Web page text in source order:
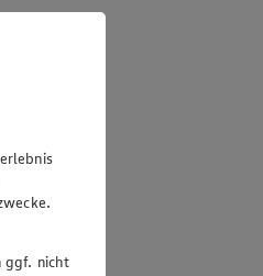
ggf. nicht